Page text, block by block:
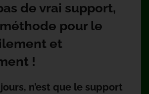
de vrai support,
pour le
et
!
n’est que le support